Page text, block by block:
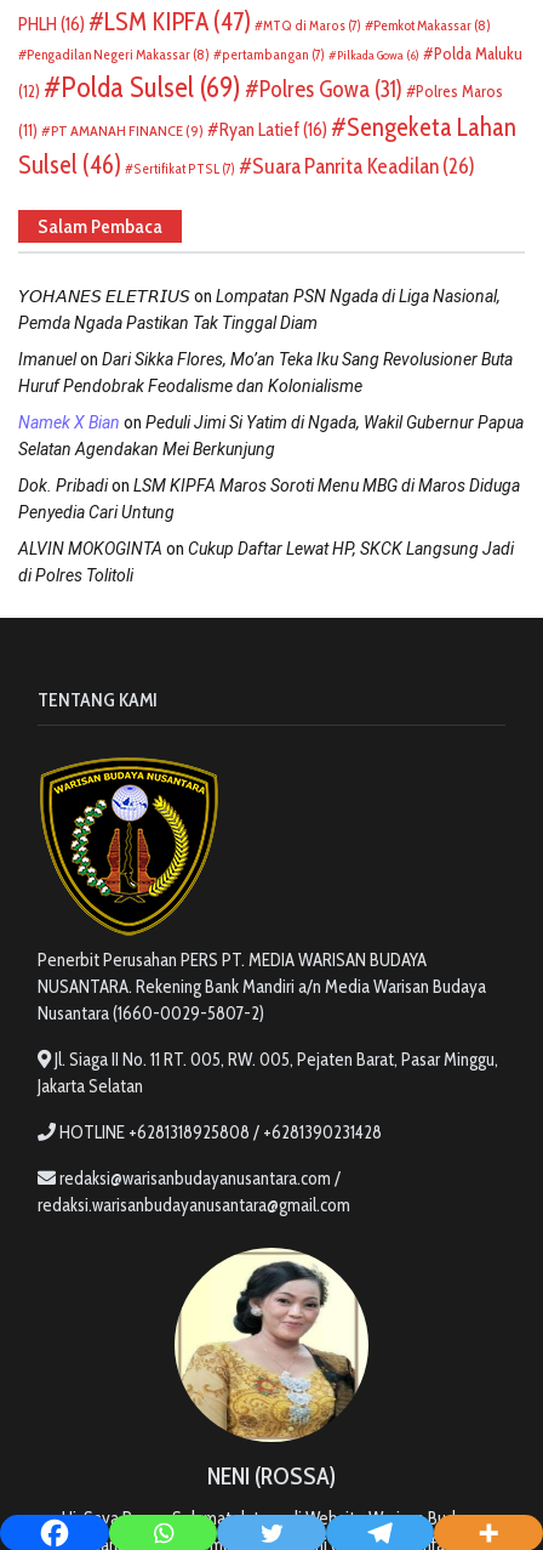
PHLH (16) LSM KIPFA (47) MTQ di Maros (7) Pemkot Makassar (8)
Pengadilan Negeri Makassar (8) pertambangan (7) Pilkada Gowa (6)
Polda Maluku
(12)
Polda Sulsel (69) Polres Gowa (31)
Polres Maros
(11)
PT AMANAH FINANCE(9) Ryan Latief(16)
Sengeketa Lahan
Sulsel (46) Sertifikat PTSL (7) Suara Panrita Keadilan(26)
Salam Pembaca
𝘠𝘖𝘏𝘈𝘕𝘌𝘚 𝘌𝘓𝘌𝘛𝘙𝘐𝘜𝘚on Lompatan PSN Ngada di Liga Nasional,
Pemda Ngada Pastikan Tak Tinggal Diam
Imanuelon Dari Sikka Flores, Mo’an Teka Iku Sang Revolusioner Buta
Huruf Pendobrak Feodalisme dan Kolonialisme
Namek X Bian on Peduli Jimi Si Yatim di Ngada, Wakil Gubernur Papua
Selatan Agendakan Mei Berkunjung
Dok. Pribadion LSM KIPFA Maros Soroti Menu MBG di Maros Diduga
Penyedia Cari Untung
ALVIN MOKOGINTA on Cukup Daftar Lewat HP, SKCK Langsung Jadi
di Polres Tolitoli
TENTANG KAMI
Penerbit Perusahan PERS PT. MEDIA WARISAN BUDAYA
NUSANTARA. Rekening Bank Mandiri a/n Media Warisan Budaya
Nusantara (1660-0029-5807-2)
Jl. Siaga II No. 11 RT. 005, RW. 005, Pejaten Barat, Pasar Minggu,
Jakarta Selatan
HOTLINE +6281318925808 / +6281390231428
redaksi@warisanbudayanusantara.com /
redaksi.warisanbudayanusantara@gmail.com
NENI (ROSSA)
Hi, Saya Rossa. Selamat datang di Website Warisan Budaya
Nusantara, Semoga semua Informasi ini dapat bermanfaat bagi